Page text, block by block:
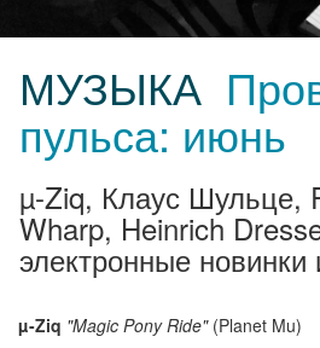
МУЗЫКА
пульса: июнь
µ-Ziq, Клаус Шульце,
Wharp, Heinrich
электронные
µ-Ziq "Magic Pony Ride"(Planet Mu)